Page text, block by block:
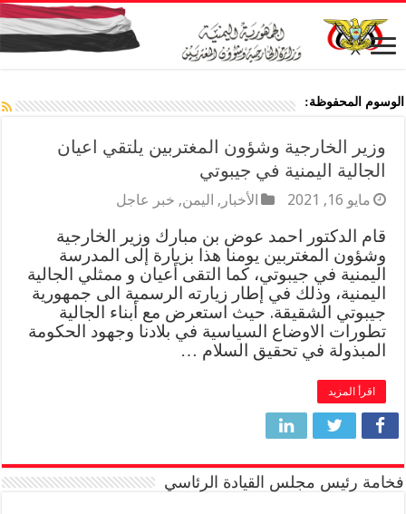
الوسوم المحفوظة:
وزير الخارجية وشؤون المغتربين يلتقي اعيان
الجالية اليمنية في جيبوتي
مايو 16, 2021 الأخبار , اليمن, خبر عاجل
قام الدكتور احمد عوض بن مبارك وزير الخارجية
وشؤون المغتربين يومنا هذا بزيارة إلى المدرسة
اليمنية في جيبوتي، كما التقى أعيان و ممثلي الجالية
اليمنية، وذلك في إطار زيارته الرسمية الى جمهورية
جيبوتي الشقيقة. حيث استعرض مع أبناء الجالية
تطورات الاوضاع السياسية في بلادنا وجهود الحكومة
المبذولة في تحقيق السلام …
اقرأ المزيد
فخامة رئيس مجلس القيادة الرئاسي